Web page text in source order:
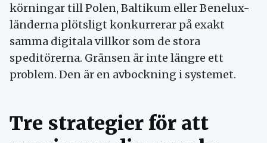
körningar till Polen, Baltikum eller Benelux-
länderna plötsligt konkurrerar på exakt
samma digitala villkor som de stora
speditörerna. Gränsen är inte längre ett
problem. Den är en avbockning i systemet.
Tre strategier för att